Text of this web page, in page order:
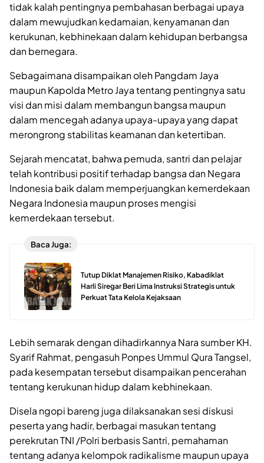
tidak kalah pentingnya pembahasan berbagai upaya
dalam mewujudkan kedamaian, kenyamanan dan
kerukunan, kebhinekaan dalam kehidupan berbangsa
dan bernegara.
Sebagaimana disampaikan oleh Pangdam Jaya
maupun Kapolda Metro Jaya tentang pentingnya satu
visi dan misi dalam membangun bangsa maupun
dalam mencegah adanya upaya-upaya yang dapat
merongrong stabilitas keamanan dan ketertiban.
Sejarah mencatat, bahwa pemuda, santri dan pelajar
telah kontribusi positif terhadap bangsa dan Negara
Indonesia baik dalam memperjuangkan kemerdekaan
Negara Indonesia maupun proses mengisi
kemerdekaan tersebut.
Baca Juga:
Tutup Diklat Manajemen Risiko, Kabadiklat
Harli Siregar Beri Lima Instruksi Strategis untuk
Perkuat Tata Kelola Kejaksaan
Lebih semarak dengan dihadirkannya Nara sumber KH.
Syarif Rahmat, pengasuh Ponpes Ummul Qura Tangsel,
pada kesempatan tersebut disampaikan pencerahan
tentang kerukunan hidup dalam kebhinekaan.
Disela ngopi bareng juga dilaksanakan sesi diskusi
peserta yang hadir, berbagai masukan tentang
perekrutan TNI /Polri berbasis Santri, pemahaman
tentang adanya kelompok radikalisme maupun upaya